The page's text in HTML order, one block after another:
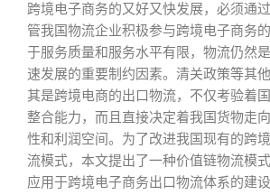
跨境电子商务的又好又快发展，必须通
管我国物流企业积极参与跨境电子商务
于服务质量和服务水平有限，物流仍然
速发展的重要制约因素。清关政策等其
其是跨境电商的出口物流，不仅考验着
整合能力，而且直接决定着我国货物走
性和利润空间。为了改进我国现有的跨
流模式，本文提出了一种价值链物流模
应用于跨境电子商务出口物流体系的建